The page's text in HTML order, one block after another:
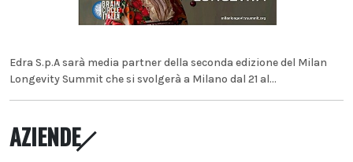
Edra S.p.A sarà media partner della seconda edizione del Milan
Longevity Summit che si svolgerà a Milano dal 21 al...
AZIENDE